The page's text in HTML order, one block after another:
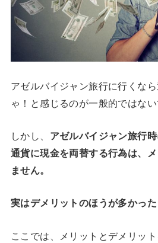
アゼルバイジャン旅行に行くな
ゃ！と感じるのが一般的ではない
しかし、 アゼルバイジャン旅行
通貨に現金を両替する行為は、
ません。
実はデメリットのほうが多かった
ここでは、メリットとデメリッ